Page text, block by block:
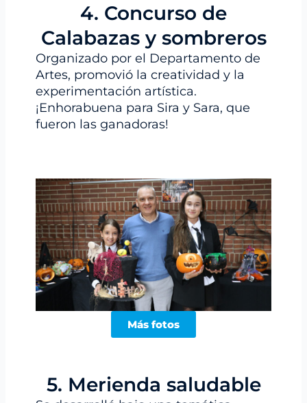
4. Concurso de
Calabazas y sombreros
Organizado por el Departamento de
Artes, promovió la creatividad y la
experimentación artística.
¡Enhorabuena para Sira y Sara, que
fueron las ganadoras!
Más fotos
5. Merienda saludable